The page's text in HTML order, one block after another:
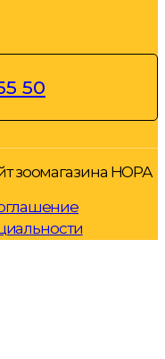
50
зоомагазина НОРА